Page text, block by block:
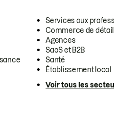
Services aux
Commerce de
Agences
SaaS et B2B
Santé
Établissement local
Voir tous les